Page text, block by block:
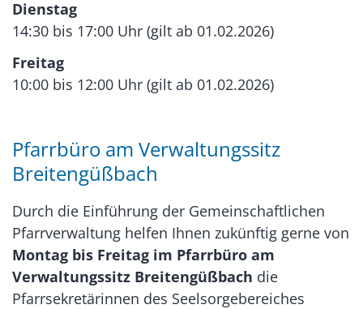
Dienstag
14:30 bis 17:00 Uhr (gilt ab 01.02.2026)
Freitag
10:00 bis 12:00 Uhr (gilt ab 01.02.2026)
Pfarrbüro am Verwaltungssitz
Breitengüßbach
Durch die Einführung der Gemeinschaftlichen
Pfarrverwaltung helfen Ihnen zukünftig gerne von
Montag bis Freitag im Pfarrbüro am
Verwaltungssitz Breitengüßbach die
Pfarrsekretärinnen des Seelsorgebereiches